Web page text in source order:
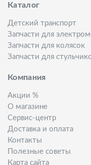
Каталог
Детский транспорт
Запчасти для
Запчасти для колясок
Запчасти для
Компания
Акции %
О магазине
Сервис-центр
Доставка и оплата
Контакты
Полезные советы
Карта сайта